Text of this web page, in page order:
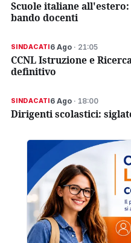
Scuole italiane
bando docenti
SINDACATI6 Ago· 21:05
CCNL Istruzione e
definitivo
SINDACATI6 Ago· 18:00
Dirigenti scolastici: